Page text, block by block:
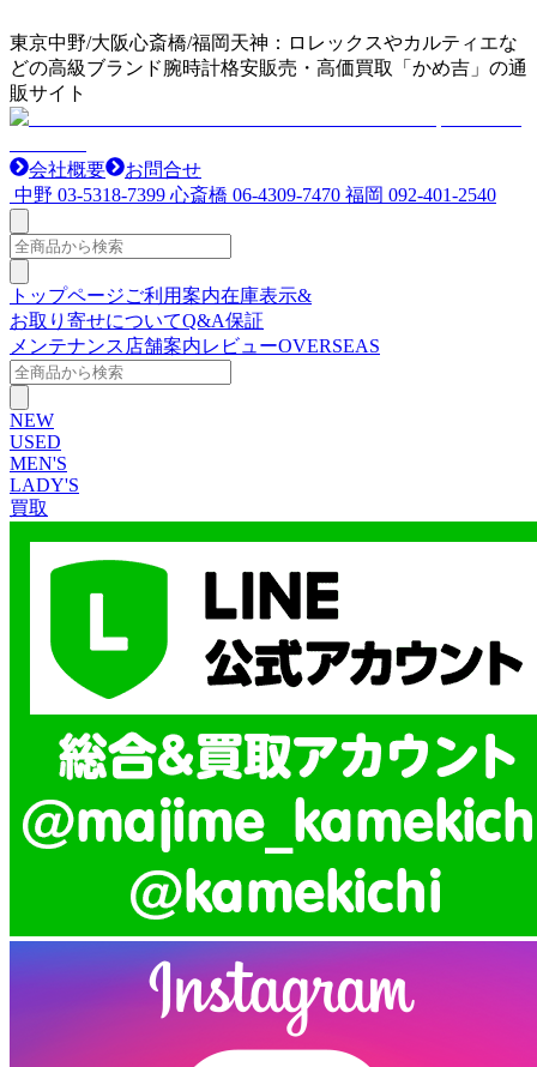
東京中野/大阪心斎橋/福岡天神：ロレックスやカルティエな
どの高級ブランド腕時計格安販売・高価買取「かめ吉」の通
販サイト
会社概要
お問合せ
中野 03-5318-7399 心斎橋 06-4309-7470 福岡 092-401-2540
トップページご利用案内在庫表示&
お取り寄せについてQ&A保証
メンテナンス 店舗案内レビューOVERSEAS
NEW
USED
MEN'S
LADY'S
買取